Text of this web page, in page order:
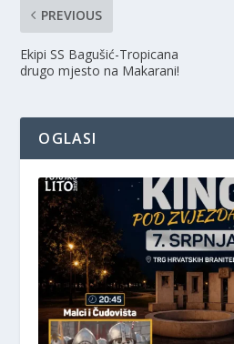
PREVIOUS
Ekipi SS Bagušić-Tropicana
drugo mjesto na Makarani!
OGLASI